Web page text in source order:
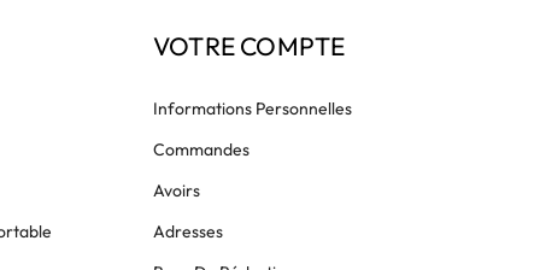
VOTRE COMPTE
Informations Personnelles
Commandes
Avoirs
Adresses